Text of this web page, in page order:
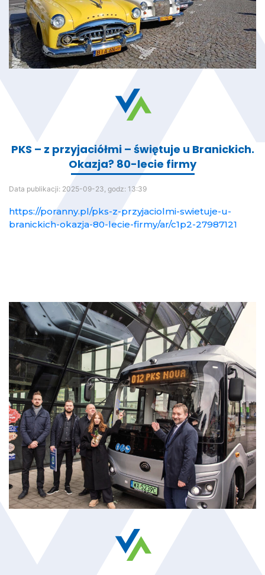
PKS – z przyjaciółmi – świętuje u Branickich.
Okazja? 80-lecie firmy
Data publikacji: 2025-09-23, godz: 13:39
https://poranny.pl/pks-z-przyjaciolmi-swietuje-u-
branickich-okazja-80-lecie-firmy/ar/c1p2-27987121